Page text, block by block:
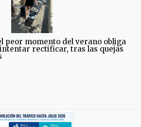
peor momento del verano obliga
rectificar, tras las quejas